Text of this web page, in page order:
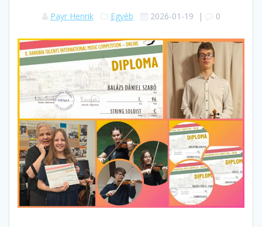
Payr Henrik Egyéb 2026-01-19 | 0